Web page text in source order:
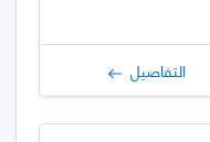
التفاصيل